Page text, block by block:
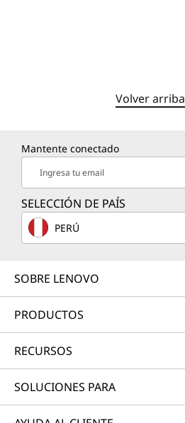
Volver arriba
Mantente conectado
Ingresa tu email
SELECCIÓN DE PAÍS
PERÚ
SOBRE LENOVO
PRODUCTOS
RECURSOS
SOLUCIONES PARA